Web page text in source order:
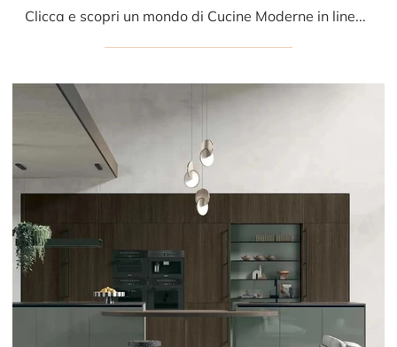
Clicca e scopri un mondo di Cucine Moderne in linea: la cucina Infinity 09 Stosa in legno ti aspetta!